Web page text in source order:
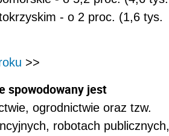
- o 2 proc. (1,6 tys.
>>
spowodowany jest
ogrodnictwie oraz tzw.
robotach publicznych,